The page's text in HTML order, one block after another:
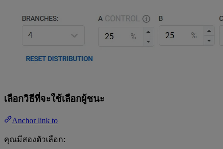
เลือกวิธีที่จะใช้เลือกผู้ชนะ
Anchor link to
คุณมีสองตัวเลือก: